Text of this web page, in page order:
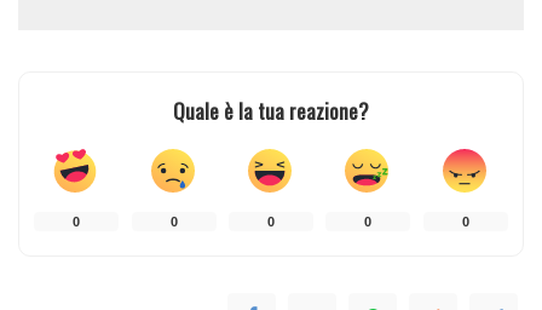
Quale è la tua reazione?
0 0 0 0 0